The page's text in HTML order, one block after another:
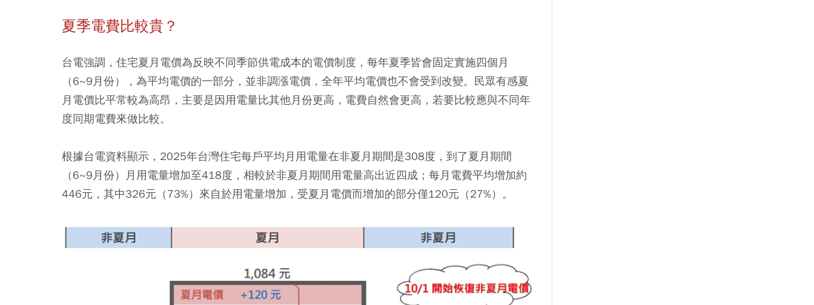
夏季電費比較貴？
台電強調， 住宅夏月電價為反映不同季節供電成本的電價制度，每年夏季皆會固定實施四個月
（6~9月份），為平均電價的一部分，並非調漲電價，全年平均電價也不會受到改變。 民眾有感夏
月電價比平常較為高昂，主要是因用電量比其他月份更高，電費自然會更高，若要比較應與不同年
度同期電費來做比較。
根據台電資料顯示，2025年台灣住宅每戶平均月用電量在非夏月期間是308度，到了夏月期間
（6~9月份）月用電量增加至418度，相較於非夏月期間用電量高出近四成 ； 每月電費平均增加約
446元，其中326元（73%）來自於用電量增加，受夏月電價而增加的部分僅120元（27%）。